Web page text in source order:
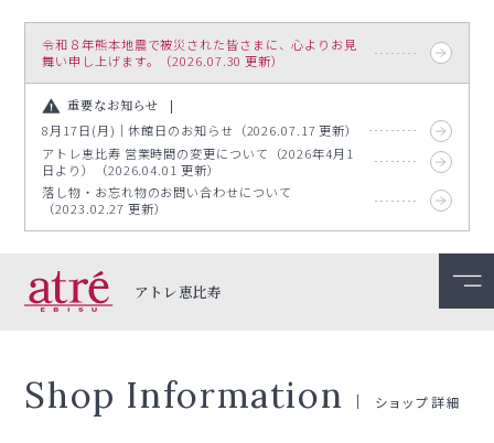
令和８年熊本地震で被災された皆さまに、心よりお見
舞い申し上げます。（2026.07.30 更新）
重要なお知らせ
8月17日(月)｜休館日のお知らせ（2026.07.17 更新）
アトレ恵比寿 営業時間の変更について（2026年4月1
日より）（2026.04.01 更新）
落し物・お忘れ物のお問い合わせについて
（2023.02.27 更新）
アトレ恵比寿
Shop Information ショップ詳細